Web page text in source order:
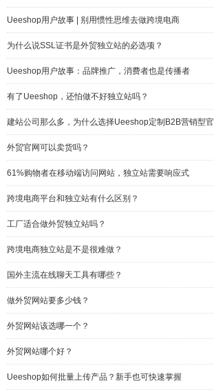
Ueeshop用户故事 | 别用惯性思维去做跨境电商
为什么说SSL证书是外贸独立站的必选项？
Ueeshop用户故事：品牌推广，消费者也是传播者
有了Ueeshop，还怕做不好独立站吗？
建站公司那么多，为什么选择Ueeshop定制B2B营销型官
网？
外贸官网可以卖货吗？
61%购物者在移动端访问网站，独立站需要响应式
跨境电商平台和独立站有什么区别？
工厂适合做外贸独立站吗？
跨境电商独立站是不是很难做？
国外主流在线聊天工具有哪些？
做外贸网站要多少钱？
外贸网站该选哪一个？
外贸网站哪个好？
Ueeshop如何批量上传产品？新手也可快速掌握